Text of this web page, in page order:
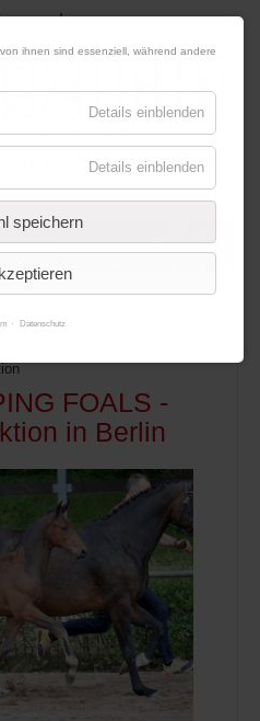
Kontakt|Datenschutz
FOALS -
in Berlin
ihnen sind essenziell, während andere
Details einblenden
Details einblenden
speichern
Datenschutz